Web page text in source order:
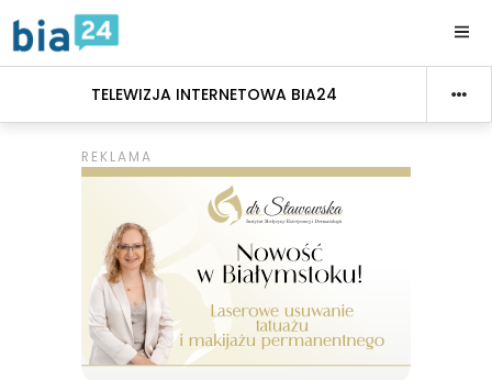
TELEWIZJA INTERNETOWA BIA24